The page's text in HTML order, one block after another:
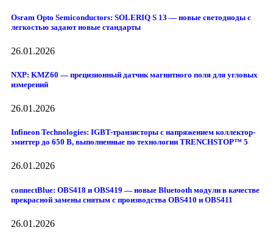
Osram Opto Semiconductors: SOLERIQ S 13 — новые светодиоды с
легкостью задают новые стандарты
26.01.2026
NXP: KMZ60 — прецизионный датчик магнитного поля для угловых
измерений
26.01.2026
Infineon Technologies: IGBT-транзисторы с напряжением коллектор-
эмиттер до 650 В, выполненные по технологии TRENCHSTOP™ 5
26.01.2026
connectBlue: OBS418 и OBS419 — новые Bluetooth модули в качестве
прекрасной замены снятым с производства OBS410 и OBS411
26.01.2026